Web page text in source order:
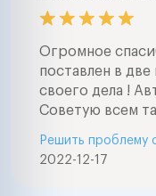
Огромное
поставлен в
своего дела !
Советую всем
2022-12-17
Решить проблему